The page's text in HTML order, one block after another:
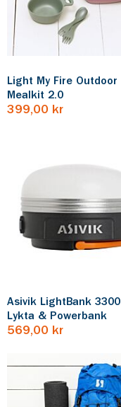
Light My Fire Outdoor
Mealkit 2.0
399,00 kr
Asivik LightBank 3300
Lykta & Powerbank
569,00 kr